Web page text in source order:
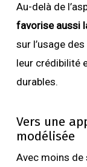
Au-delà de
favorise aussi
sur l’usage
leur crédibilité
durables.
Vers une
modélisée
Avec moins de